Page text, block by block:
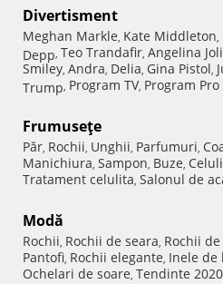
Divertisment
Meghan Markle, Kate Middleton,
Depp, Teo Trandafir, Angelina
Smiley, Andra, Delia, Gina Pistol,
Trump, Program TV, Program Pro
Frumuseţe
Păr, Rochii, Unghii, Parfumuri,
Manichiura, Sampon, Buze,
Tratament celulita, Salonul de
Modă
Rochii, Rochii de seara, Rochii
Pantofi, Rochii elegante, Inele de
Ochelari de soare, Tendinte 2020